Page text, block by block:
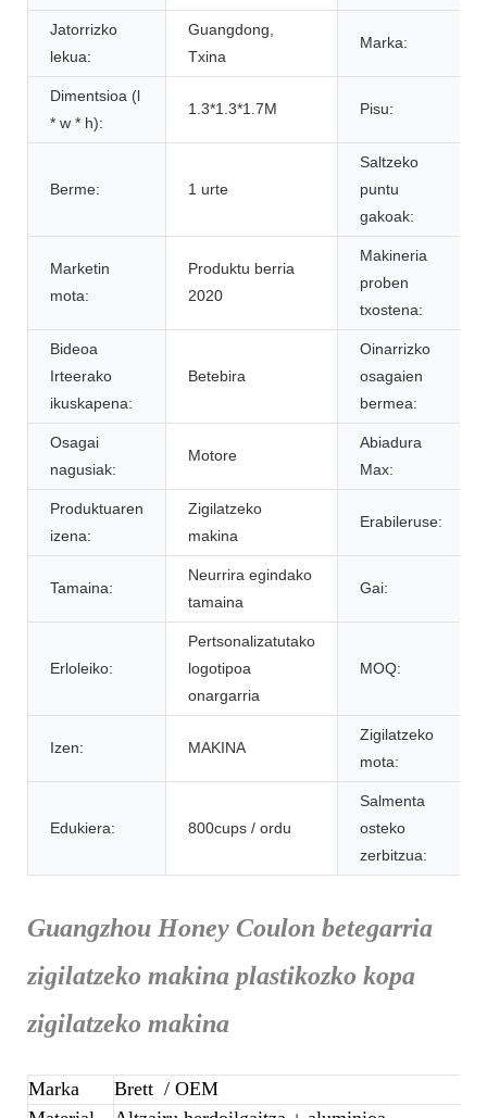
Jatorrizko
lekua:
Guangdong,
Txina
Marka:
Dimentsioa (l
* w * h):
1.3*1.3*1.7M Pisu:
Berme: 1 urte
Saltzeko
puntu
gakoak:
Marketin
mota:
Produktu berria
2020
Makineria
proben
txostena:
Bideoa
Irteerako
ikuskapena:
Betebira
Oinarrizko
osagaien
bermea:
Osagai
nagusiak:
Motore
Abiadura
Max:
Produktuaren
izena:
Zigilatzeko
makina
Erabileruse:
Tamaina:
Neurrira egindako
tamaina
Gai:
Erloleiko:
Pertsonalizatutako
logotipoa
onargarria
MOQ:
Izen: MAKINA
Zigilatzeko
mota:
Edukiera: 800cups / ordu
Salmenta
osteko
zerbitzua:
Guangzhou Honey Coulon betegarria
zigilatzeko makina plastikozko kopa
zigilatzeko makina
Marka Brett / OEM